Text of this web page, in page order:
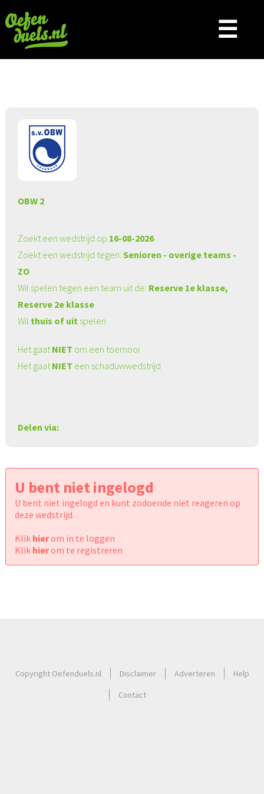
☰
Aangeboden wedstrijd
OBW 2
Zoekt een wedstrijd op 16-08-2026
Zoekt een wedstrijd tegen:Senioren - overige teams -
ZO
Wil spelen tegen een team uit de: Reserve 1e klasse,
Reserve 2e klasse
Wil thuis of uit spelen
Het gaatNIET om een toernooi
Het gaatNIET een schaduwwedstrijd
Delen via:
U bent niet ingelogd
U bent niet ingelogd en kunt zodoende niet reageren op
deze wedstrijd.
Klik hierom in te loggen
Klik hierom te registreren
Copyright Oefenduels.nl Disclaimer Adverteren
Help
Contact